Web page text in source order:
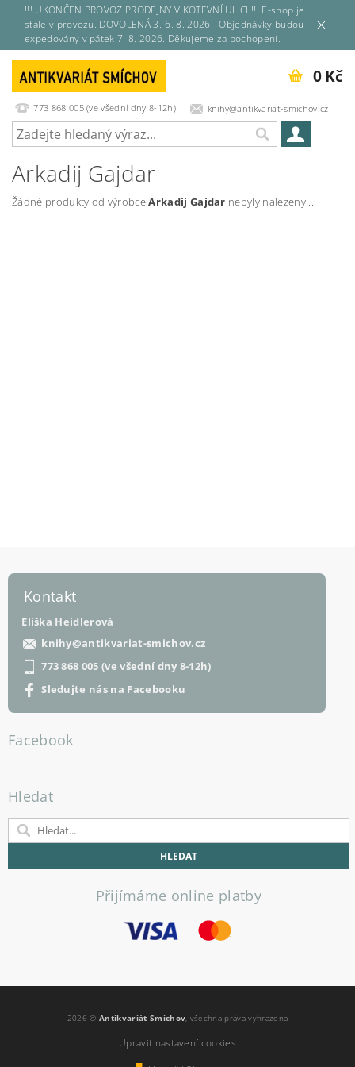
!!! UKONČEN PROVOZ PRODEJNY V KOTEVNÍ ULICI !!! E-shop je
stále v provozu. DOVOLENÁ 3.-6. 8. 2026 - Objednávky budou
expedovány v pátek 7. 8. 2026. Děkujeme za pochopení.
773 868 005 (ve všední dny 8-12h) knihy@antikvariat-smichov.cz
0 Kč
Arkadij Gajdar
Žádné produkty od výrobceArkadij Gajdar nebyly nalezeny....
Kontakt
Eliška Heidlerová
knihy@antikvariat-smichov.cz
773 868 005 (ve všední dny 8-12h)
Sledujte nás na Facebooku
Facebook
Hledat
Přijímáme online platby
2026 ©Antikvariát Smíchov , všechna práva vyhrazena
Upravit nastavení cookies